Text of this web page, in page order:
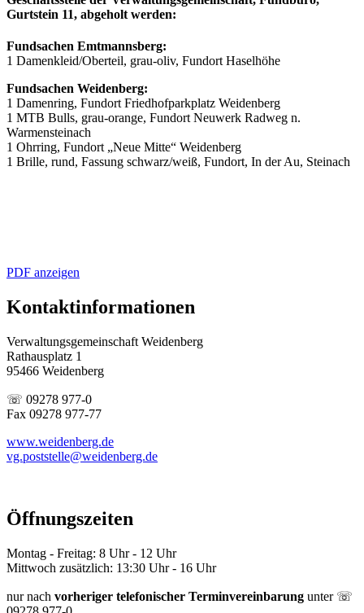
Gurtstein 11, abgeholt werden:
Fundsachen Emtmannsberg:
1 Damenkleid/Oberteil, grau-oliv, Fundort Haselhöhe
Fundsachen Weidenberg:
1 Damenring, Fundort Friedhofparkplatz Weidenberg
1 MTB Bulls, grau-orange, Fundort Neuwerk Radweg n.
Warmensteinach
1 Ohrring, Fundort „Neue Mitte“ Weidenberg
1 Brille, rund, Fassung schwarz/weiß, Fundort, In der Au, Steinach
PDF anzeigen
Kontaktinformationen
Verwaltungsgemeinschaft Weidenberg
Rathausplatz 1
95466 Weidenberg
☏ 09278 977-0
Fax 09278 977-77
www.weidenberg.de
vg.poststelle@weidenberg.de
Öffnungszeiten
Montag - Freitag: 8 Uhr - 12 Uhr
Mittwoch zusätzlich: 13:30 Uhr - 16 Uhr
nur nach vorheriger telefonischer Terminvereinbarung unter ☏